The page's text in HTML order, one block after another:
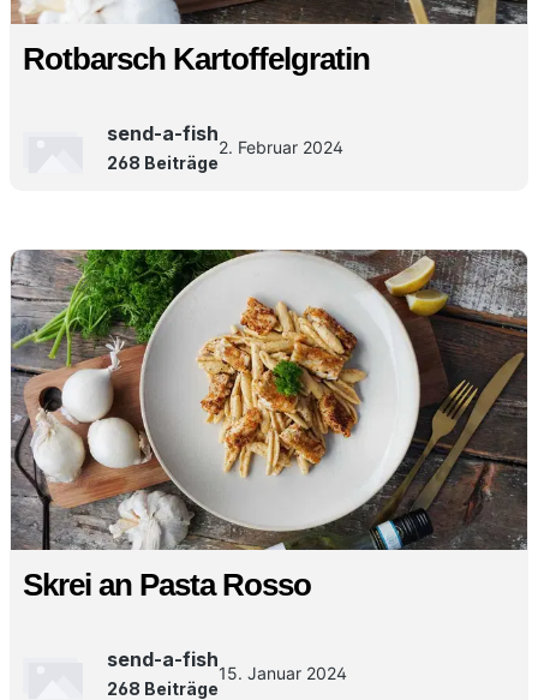
Rotbarsch Kartoffelgratin
send-a-fish
268 Beiträge
2. Februar 2024
Skrei an Pasta Rosso
send-a-fish
268 Beiträge
15. Januar 2024